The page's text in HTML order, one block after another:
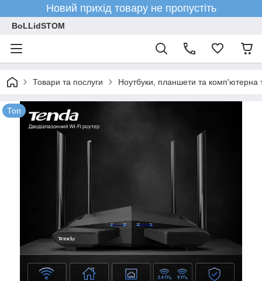
Новий прихід товару не пропустіть
BoLLidSTOM
Товари та послуги Ноутбуки, планшети та комп'ютерна
Топ